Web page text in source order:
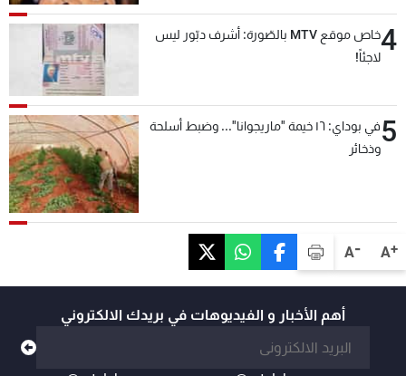
A+
A-
4
خاص موقع MTV بالصّورة: أشرف دبّور ليس
لاجئاً!
5
في بوداي: ١٦ خيمة "ماريجوانا"... وضبط أسلحة
وذخائر
أهم الأخبار و الفيديوهات في بريدك الالكتروني